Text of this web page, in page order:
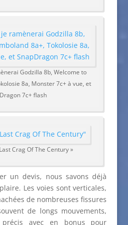
Godzilla 8b, Welcome to
8a, Monster 7c+ à vue, et
7c+ flash
Crag Of The Century »
un devis, nous savons déjà
Les voies sont verticales,
de nombreuses fissures
de longs mouvements,
avec en bonus pour